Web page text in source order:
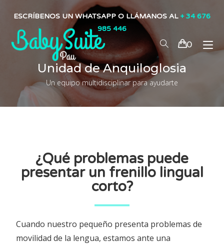
ESCRÍBENOS UN WHATSAPP O LLÁMANOS AL + 34 676
985 446
0
Unidad de Anquiloglosia
Un equipo multidisciplinar para ayudarte
¿Qué problemas puede
presentar un frenillo lingual
corto?
Cuando nuestro pequeño presenta problemas de
movilidad de la lengua, estamos ante una